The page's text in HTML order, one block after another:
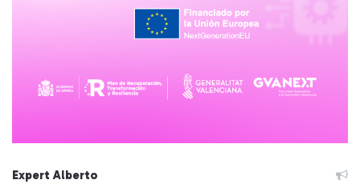
Expert Alberto